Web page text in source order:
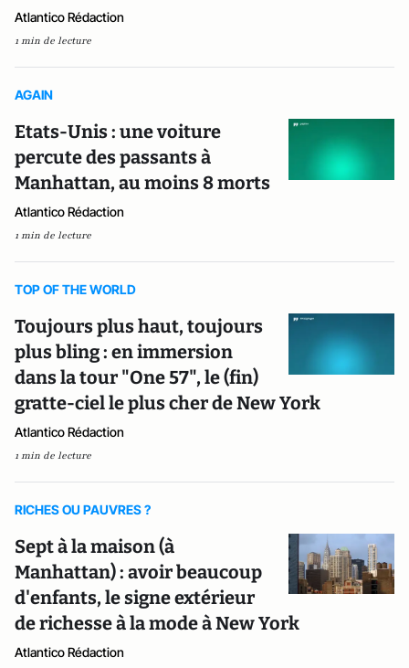
Atlantico Rédaction
1 min de lecture
AGAIN
Etats-Unis : une voiture
percute des passants à
Manhattan, au moins 8 morts
Atlantico Rédaction
1 min de lecture
TOP OF THE WORLD
Toujours plus haut, toujours
plus bling : en immersion
dans la tour "One 57", le (fin)
gratte-ciel le plus cher de New York
Atlantico Rédaction
1 min de lecture
RICHES OU PAUVRES ?
Sept à la maison (à
Manhattan) : avoir beaucoup
d'enfants, le signe extérieur
de richesse à la mode à New York
Atlantico Rédaction